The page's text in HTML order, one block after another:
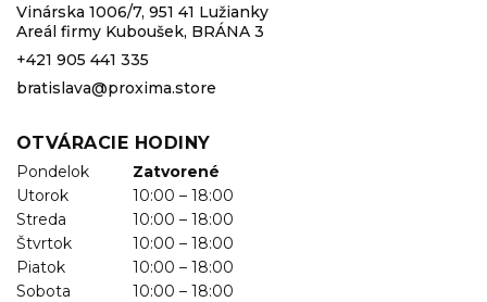
Vinárska 1006/7, 951 41 Lužianky
Areál firmy Kuboušek, BRÁNA 3
+421 905 441 335
bratislava@proxima.store
OTVÁRACIE HODINY
Pondelok
Zatvorené
Utorok
10:00 – 18:00
Streda
10:00 – 18:00
Štvrtok
10:00 – 18:00
Piatok
10:00 – 18:00
Sobota
10:00 – 18:00